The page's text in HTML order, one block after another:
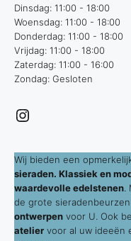
Dinsdag: 11:00 - 18:00
Woensdag: 11:00 - 18:00
Donderdag: 11:00 - 18:00
Vrijdag: 11:00 - 18:00
Zaterdag: 11:00 - 16:00
Zondag: Gesloten
Instagram
Wij bieden een
sieraden. Klassiek en
waardevolle edelstenen
de grote
ontwerpen voor U. Ook
atelier voor al uw ideeën